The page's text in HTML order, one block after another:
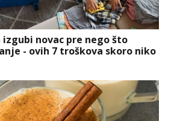
izgubi novac pre nego što
- ovih 7 troškova skoro niko